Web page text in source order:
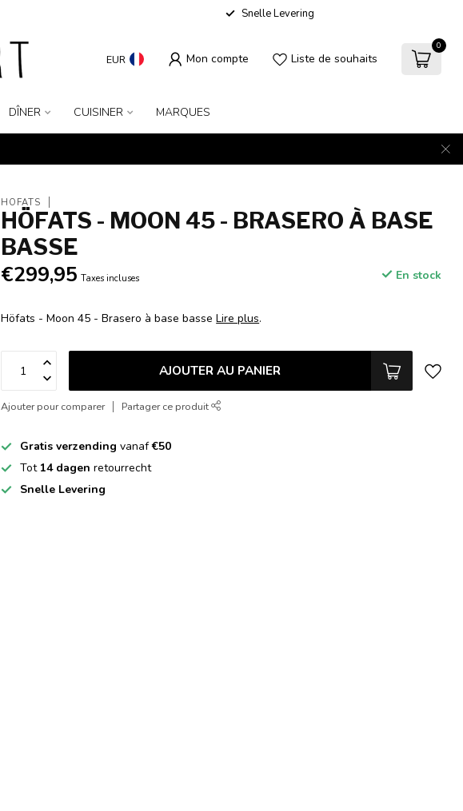
Snelle Levering
EUR Mon compte Liste de souhaits
0
DÎNER CUISINER MARQUES
HÖFATS
HÖFATS - MOON 45 - BRASERO À BASE
BASSE
€299,95 Taxes incluses En stock
Höfats - Moon 45 - Brasero à base basseLire plus.
AJOUTER AU PANIER
Ajouter pour comparer Partager ce produit
Gratis verzending vanaf€50
Tot 14 dagen retourrecht
Snelle Levering